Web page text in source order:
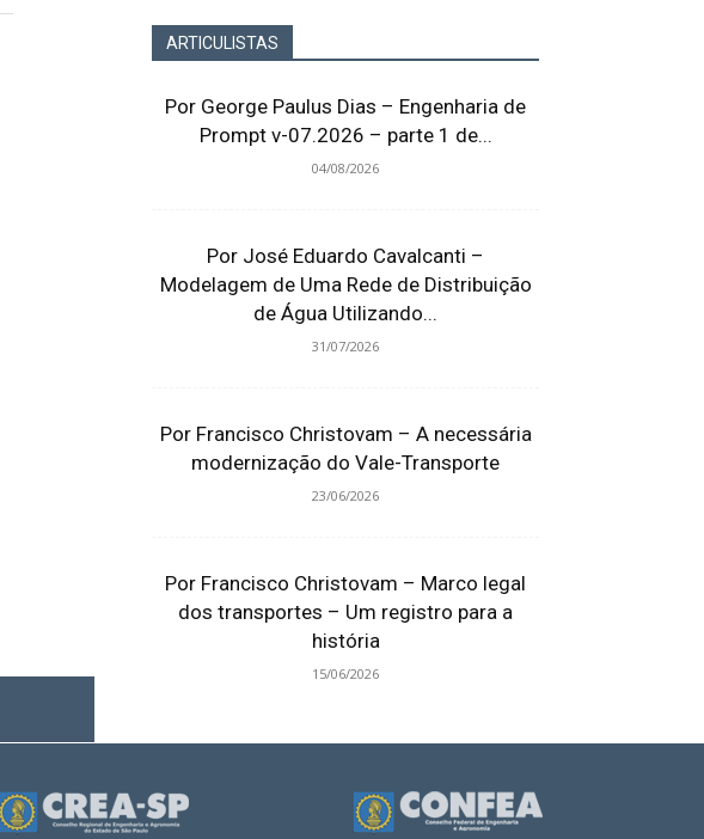
ARTICULISTAS
Por George Paulus Dias – Engenharia de
Prompt v-07.2026 – parte 1 de...
04/08/2026
Por José Eduardo Cavalcanti –
Modelagem de Uma Rede de Distribuição
de Água Utilizando...
31/07/2026
Por Francisco Christovam – A necessária
modernização do Vale-Transporte
23/06/2026
Por Francisco Christovam – Marco legal
dos transportes – Um registro para a
história
15/06/2026